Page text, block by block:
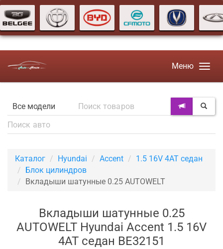
Меню
Каталог Hyundai Accent
1.5 16V 4AT седан
Блок цилиндров
Вкладыши шатунные 0.25 AUTOWELT
Вкладыши шатунные 0.25
AUTOWELT Hyundai Accent 1.5 16V
4AT седан BE32151